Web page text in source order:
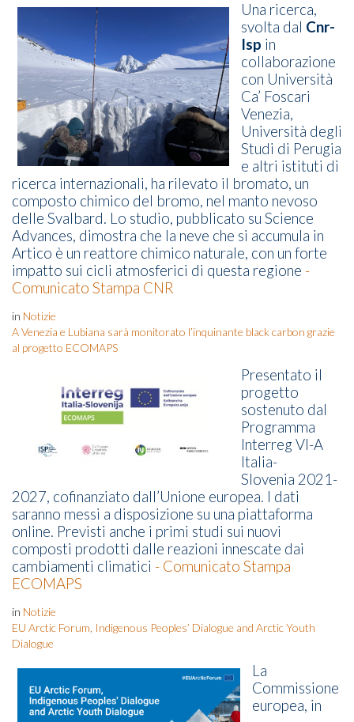
Una ricerca,
svolta dal Cnr-
Isp in
collaborazione
con Università
Ca’ Foscari
Venezia,
Università degli
Studi di Perugia
e altri istituti di
ricerca internazionali, ha rilevato il bromato, un
composto chimico del bromo, nel manto nevoso
delle Svalbard. Lo studio, pubblicato su Science
Advances, dimostra che la neve che si accumula in
Artico è un reattore chimico naturale, con un forte
impatto sui cicli atmosferici di questa regione -
Comunicato Stampa CNR
in Notizie
A Venezia e Lubiana sarà monitorato l’inquinante black carbon grazie
al progetto ECOMAPS
Presentato il
progetto
sostenuto dal
Programma
Interreg VI-A
Italia-
Slovenia 2021-
2027, cofinanziato dall’Unione europea. I dati
saranno messi a disposizione su una piattaforma
online. Previsti anche i primi studi sui nuovi
composti prodotti dalle reazioni innescate dai
cambiamenti climatici - Comunicato Stampa
ECOMAPS
in Notizie
EU Arctic Forum, Indigenous Peoples’ Dialogue and Arctic Youth
Dialogue
La
Commissione
europea, in